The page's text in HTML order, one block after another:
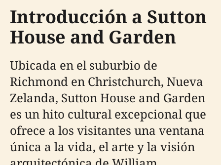
Introducción a Sutton
House and Garden
Ubicada en el suburbio de
Richmond en Christchurch, Nueva
Zelanda, Sutton House and Garden
es un hito cultural excepcional que
ofrece a los visitantes una ventana
única a la vida, el arte y la visión